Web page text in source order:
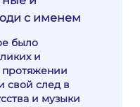
с именем
было
и
протяжении
свой след в
и музыки